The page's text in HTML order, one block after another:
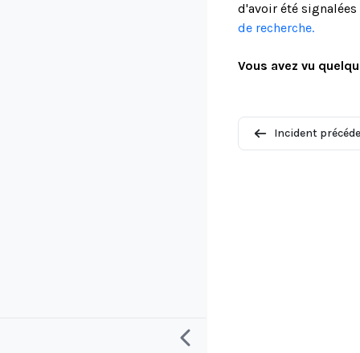
d'avoir été
de recherche.
Vous avez vu
Incident